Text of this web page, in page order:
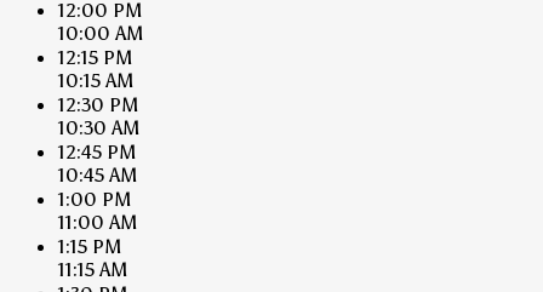
12:00 PM
10:00 AM
12:15 PM
10:15 AM
12:30 PM
10:30 AM
12:45 PM
10:45 AM
1:00 PM
11:00 AM
1:15 PM
11:15 AM